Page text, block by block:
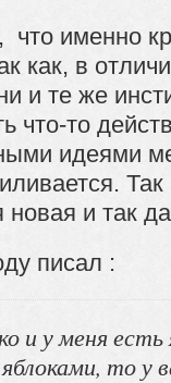
что именно
как, в
и те же
что-то
идеями
новая и так
писал :
и у меня
то у